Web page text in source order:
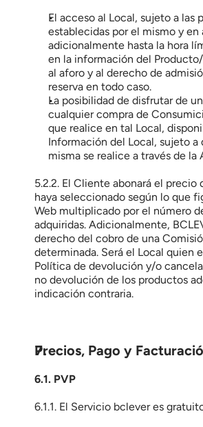
El acceso al Local, sujeto a las
establecidas por el mismo y en
adicionalmente hasta la hora
en la información del
al aforo y al derecho de
reserva en todo caso.
La posibilidad de disfrutar de
cualquier compra de
que realice en tal Local,
Información del Local, sujeto a
misma se realice a través de la
5.2.2. El Cliente abonará el precio
haya seleccionado según lo que
Web multiplicado por el número
adquiridas. Adicionalmente,
derecho del cobro de una
determinada. Será el Local quien
Política de devolución y/o
no devolución de los productos
indicación contraria.
Precios, Pago y
6.1. PVP
6.1.1. El Servicio bclever es